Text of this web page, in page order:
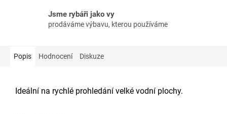
Jsme rybáři jako vy
prodáváme výbavu, kterou používáme
Popis Hodnocení Diskuze
Ideální na rychlé prohledání velké vodní plochy.